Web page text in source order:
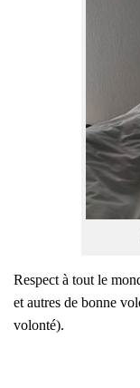
Res­pect à tout le
et autres de bonne
volon­té).